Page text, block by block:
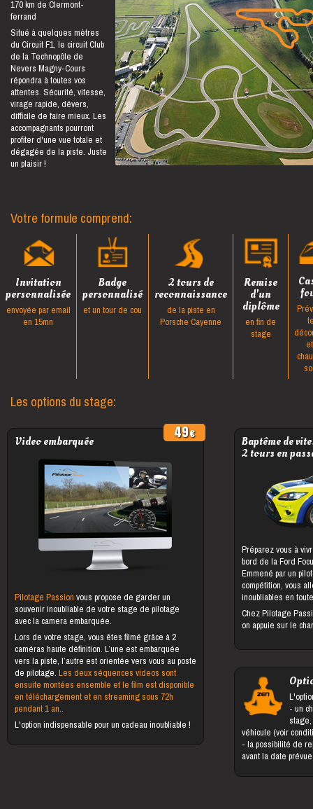
170 km de Clermont-
ferrand
Situé à quelques mètres
du Circuit F1, le circuit Club
de la Technopôle de
Nevers Magny-Cours
répondra à toutes vos
attentes. Sécurité, vitesse,
virage rapide, dévers,
difficile de faire mieux. Les
accompagnants pourront
profiter d'une vue totale et
dégagée de la piste. Juste
un plaisir !
Votre formule comprend:
Invitation
personnalisée
envoyée par email
en 15mn
Badge
personnalisé
et un tour de cou
2 tours de
reconnaissance
de la piste en
Porsche Cayenne
Remise
d'un
diplôme
en fin de
stage
Les options du stage:
Video embarquée
49
Pilotage Passionvous propose de garder un
souvenir inoubliable de votre stage de pilotage
avec la camera embarquée.
Lors de votre stage, vous êtes filmé grâce à 2
caméras haute définition. L’une est embarquée
vers la piste, l’autre est orientée vers vous au poste
de pilotage.Les deux séquences videos sont
ensuite montées ensemble et le film est disponible
en téléchargement et en streaming sous 72h
pendant 1 an..
L'option indispensable pour un cadeau inoubliable !
Baptême de
2 tours en
Préparez vous à
bord de la Ford
Emmené par un
compétition, vous
inoubliables en
Chez Pilotage
on appuie sur le
- un changement du bénéficiaire du
véhicule (voir
- la possibilité de reporter le stage jusqu'à 5 jours
avant la date